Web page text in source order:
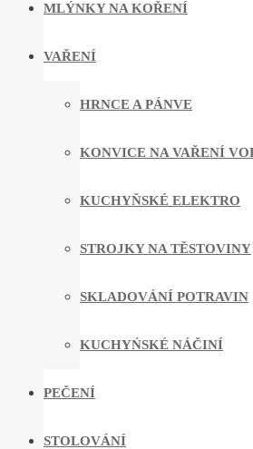
MLÝNKY NA KOŘENÍ
VAŘENÍ
HRNCE A PÁNVE
KONVICE NA VAŘENÍ
KUCHYŇSKÉ ELEKTRO
STROJKY NA TĚSTOVINY
SKLADOVÁNÍ POTRAVIN
KUCHYŃSKÉ NÁČINÍ
PEČENÍ
STOLOVÁNÍ